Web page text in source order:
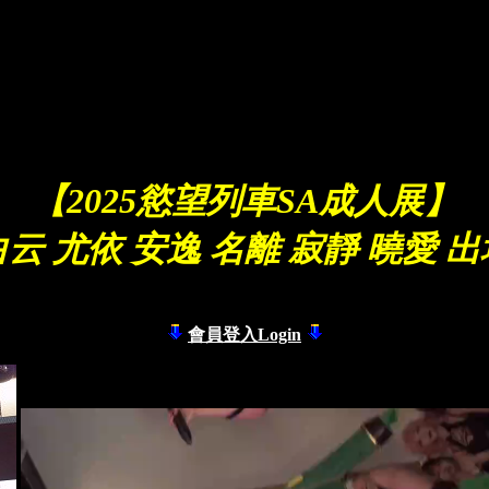
【2025慾望列車SA成人展】
云 尤依 安逸 名離 寂靜 曉愛 出
會員登入Login